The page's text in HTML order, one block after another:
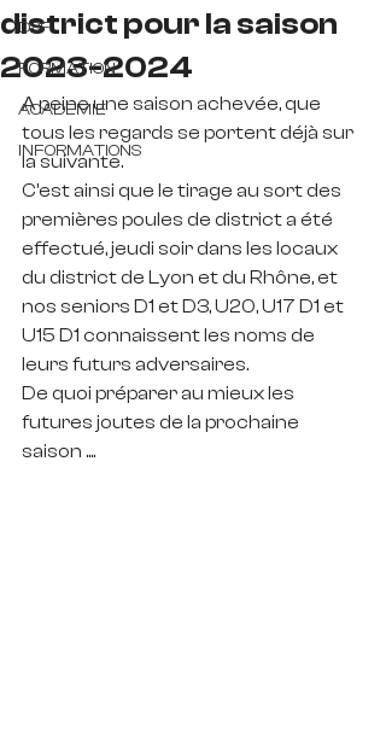
D3F
FORMATION
ACADEMIE
INFORMATIONS
district pour la saison
2023-2024
A peine une saison achevée, que
tous les regards se portent déjà sur
la suivante.
C'est ainsi que le tirage au sort des
premières poules de district a été
effectué, jeudi soir dans les locaux
du district de Lyon et du Rhône, et
nos seniors D1 et D3, U20, U17 D1 et
U15 D1 connaissent les noms de
leurs futurs adversaires.
De quoi préparer au mieux les
futures joutes de la prochaine
saison ....